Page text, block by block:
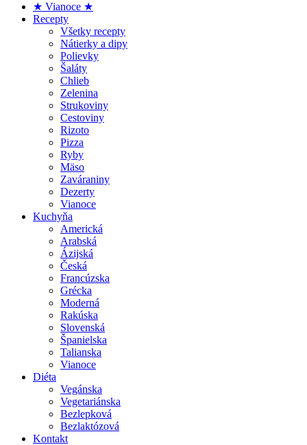
★ Vianoce ★
Recepty
Všetky recepty
Nátierky a dipy
Polievky
Šaláty
Chlieb
Zelenina
Strukoviny
Cestoviny
Rizoto
Pizza
Ryby
Mäso
Zaváraniny
Dezerty
Vianoce
Kuchyňa
Americká
Arabská
Ázijská
Česká
Francúzska
Grécka
Moderná
Rakúska
Slovenská
Španielska
Talianska
Vianoce
Diéta
Vegánska
Vegetariánska
Bezlepková
Bezlaktózová
Kontakt